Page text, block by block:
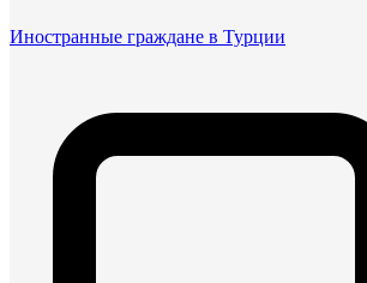
Иностранные граждане в Турции